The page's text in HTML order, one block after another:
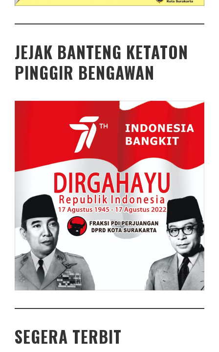
JEJAK BANTENG KETATON
PINGGIR BENGAWAN
SEGERA TERBIT